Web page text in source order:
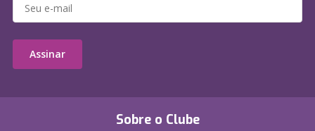
Sobre o Clube
Assinar